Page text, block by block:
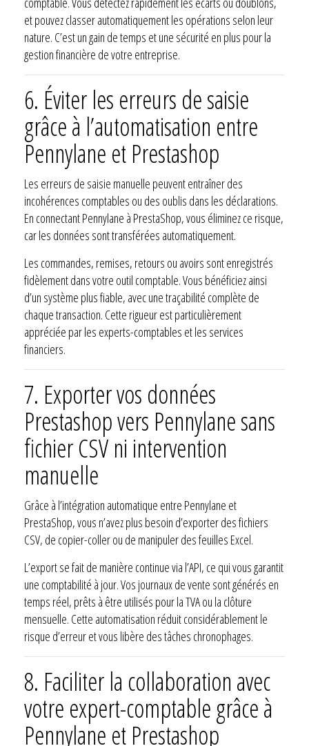
et pouvez classer automatiquement les opérations selon leur
nature. C’est un gain de temps et une sécurité en plus pour la
gestion financière de votre entreprise.
6. Éviter les erreurs de saisie
grâce à l’automatisation entre
Pennylane et Prestashop
Les erreurs de saisie manuelle peuvent entraîner des
incohérences comptables ou des oublis dans les déclarations.
En connectant Pennylane à PrestaShop, vous éliminez ce risque,
car les données sont transférées automatiquement.
Les commandes, remises, retours ou avoirs sont enregistrés
fidèlement dans votre outil comptable. Vous bénéficiez ainsi
d’un système plus fiable, avec une traçabilité complète de
chaque transaction. Cette rigueur est particulièrement
appréciée par les experts-comptables et les services
financiers.
7. Exporter vos données
Prestashop vers Pennylane sans
fichier CSV ni intervention
manuelle
Grâce à l’intégration automatique entre Pennylane et
PrestaShop, vous n’avez plus besoin d’exporter des fichiers
CSV, de copier-coller ou de manipuler des feuilles Excel.
L’export se fait de manière continue via l’API, ce qui vous garantit
une comptabilité à jour. Vos journaux de vente sont générés en
temps réel, prêts à être utilisés pour la TVA ou la clôture
mensuelle. Cette automatisation réduit considérablement le
risque d’erreur et vous libère des tâches chronophages.
8. Faciliter la collaboration avec
votre expert-comptable grâce à
Pennylane et Prestashop